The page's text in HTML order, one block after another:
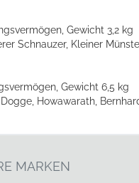
Gewicht 3,2 kg
Schnauzer, Kleiner
Gewicht 6,5 kg
Howawarath,
MARKEN